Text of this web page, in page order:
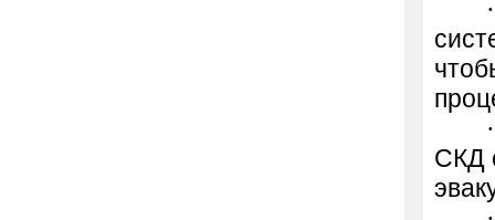
·
·
СКД